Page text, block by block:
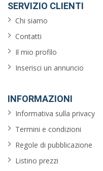
SERVIZIO CLIENTI
Chi siamo
Contatti
Il mio profilo
Inserisci un annuncio
INFORMAZIONI
Informativa sulla privacy
Termini e condizioni
Regole di pubblicazione
Listino prezzi